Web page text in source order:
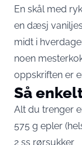
En skål med
en dæsj
midt i
noen
oppskriften er
Så
Alt du trenger
575 g epler
2 ss rørsukker